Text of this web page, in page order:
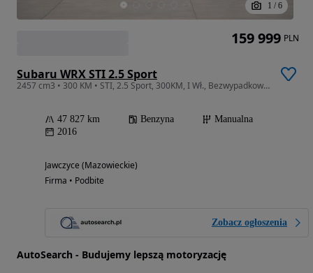
1 / 6
Subaru WRX STI 2.5 Sport
2457 cm3 • 300 KM • STI, 2.5 Sport, 300KM, I Wł., Bezwypadkowy, Stan kolekcjonerski
47 827 km Benzyna
Manualna
2016
Jawczyce (Mazowieckie)
Firma • Podbite
Zobacz ogłoszenia
AutoSearch - Budujemy lepszą motoryzację
159 999 PLN